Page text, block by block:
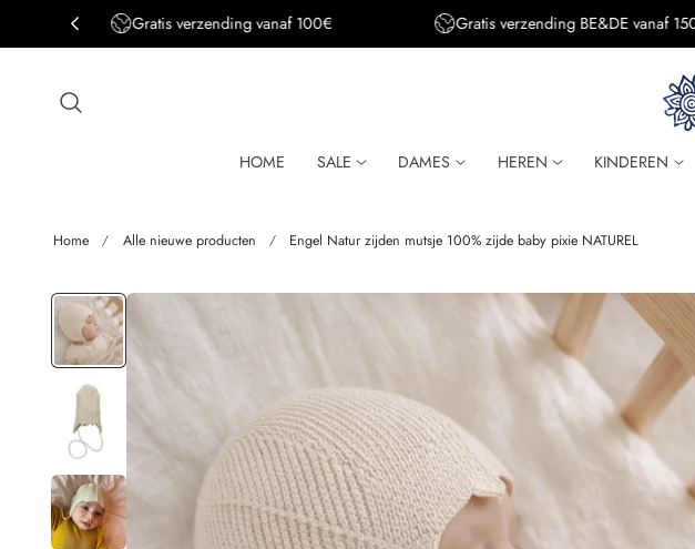
de inhoud Gratis verzending BE&DE vanaf 150€ Eigen voorraad!
HOME SALE DAMES HEREN KINDEREN
Home Alle nieuwe producten Engel Natur zijden mutsje 100% zijde baby pixie NATUREL